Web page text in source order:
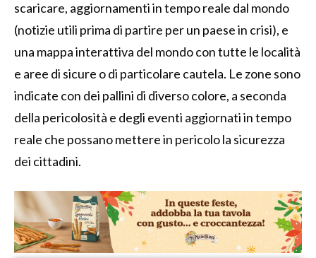
scaricare, aggiornamenti in tempo reale dal mondo
(notizie utili prima di partire per un paese in crisi), e
una mappa interattiva del mondo con tutte le località
e aree di sicure o di particolare cautela. Le zone sono
indicate con dei pallini di diverso colore, a seconda
della pericolosità e degli eventi aggiornati in tempo
reale che possano mettere in pericolo la sicurezza
dei cittadini.